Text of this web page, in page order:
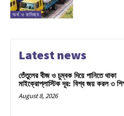
অর্থ ও বানিজ্য
Latest news
তেঁতুলের বীজ ও চুম্বক দিয়ে পানিতে থাকা
মাইক্রোপ্লাস্টিক দূর: বিশ্ব জয় করল ৩
August 8, 2026